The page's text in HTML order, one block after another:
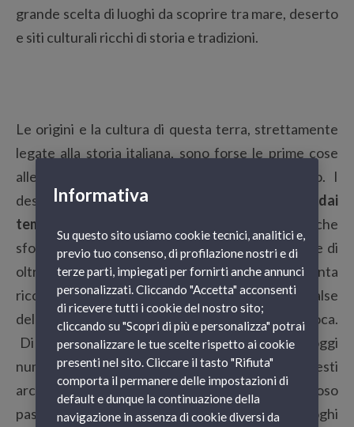
grande scelta di luoghi da scoprire tra mare, deserto
e siti culturali ricchi di storia e tradizioni.
Le origini e la cultura di questa terra, strettamente
legate alla storia italiana, sono forse le prime cose
alle quali vi appassionerete durante il viaggio. I
destini di Italia e Tunisia si sono intrecciati
sin dai
tempi della rivalità fra Roma e Cartagine
, che
sfociò nella distruzione di quest’ultima al termine di
oltre un secolo di guerre puniche. La sua lenta
ricostruzione da parte dei vincitori si avvalse
dell’opera dei migliori architetti e scultori dell’epoca.
Di questo processo di romanizzazione restano oggi
numerose testimonianze sotto forma di templi, resti
archeologici e affascinanti musei ricchi di un glorioso
passato. Vediamo allora alcuni tra i principali luoghi
Informativa
Su questo sito usiamo cookie tecnici, analitici e,
previo tuo consenso, di profilazione nostri e di
terze parti, impiegati per fornirti anche annunci
personalizzati. Cliccando "Accetta" acconsenti
di ricevere tutti i cookie del nostro sito;
cliccando su "Scopri di più e personalizza" potrai
personalizzare le tue scelte rispetto ai cookie
presenti nel sito. Cliccare il tasto "Rifiuta"
comporta il permanere delle impostazioni di
default e dunque la continuazione della
navigazione in assenza di cookie diversi da